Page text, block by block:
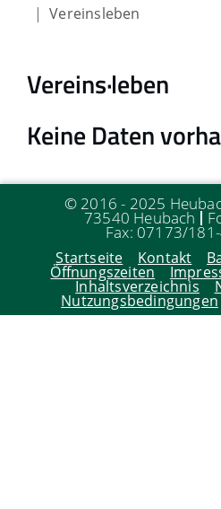
Vereinsleben
Vereins·leben
Keine Daten
© 2016 - 2025
73540 Heubach
Fax: 07173/
Startseite Kontakt
Öffnungszeiten
Inhaltsverzeichnis
Nutzungsbedingungen